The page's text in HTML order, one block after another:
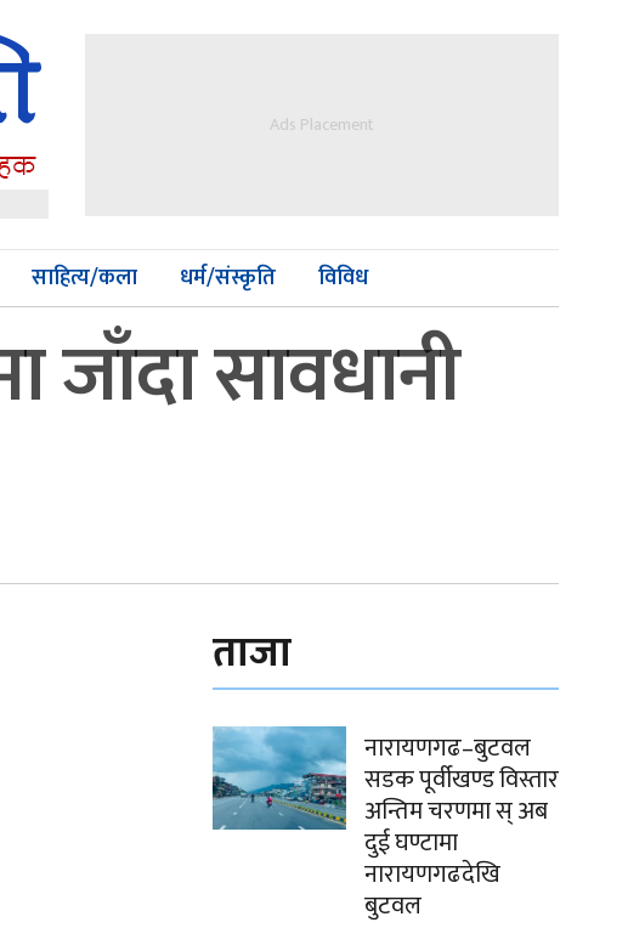
Ads Placement
साहित्य/कला धर्म/संस्कृति विविध
जाँदा सावधानी
ताजा
नारायणगढ–बुटवल
सडक पूर्वीखण्ड विस्तार
अन्तिम चरणमा स् अब
दुई घण्टामा
नारायणगढदेखि
बुटवल